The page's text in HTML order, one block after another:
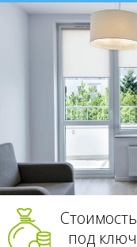
Стоимость
под ключ